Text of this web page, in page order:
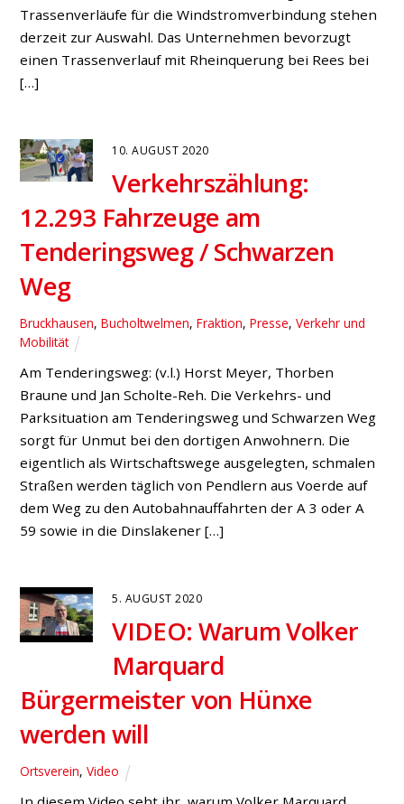
Neues in Sachen Datenschutz: Äußerst zufrieden
zeigen sich SPD-Fraktionsvorsitzender Horst Meyer
und SPD-Parteichef Jan Scholte-Reh mit der schnellen,
positiven Reaktion der Hünxer Gemeindeverwaltung
Stratenwerth, der allgemeine Vertreter der
Verwaltung, in Reaktion auf den SPD-Antrag mit, dass
die Gemeindeverwaltung die Angelegenheit
angesichts […]
Zwischen öffentlicher
Transparenz und persönlichem
Datenschutz bei Bauanträgen:
Verwaltung soll prüfen
Allgemein, Fraktion,Fraktion: Anträge ,Presse
Die Fragen nach Transparenz und Datenschutz sorgen
für Kontroversen in der Hünxer Gemeindepolitik.
Hintergrund: Nachdem sich ein Hünxer Bürger beim
öffentlich diskutierte Bauvoranfragen und -anträge in
den nicht-öffentlichen Teil der vergangenen Sitzung
des Planungs- und Umweltausschusses (23. Juni 2020),
wo diese unter Ausschluss der Öffentlichkeit
behandelt […]
5 Jahre Edeka Uttrodt: